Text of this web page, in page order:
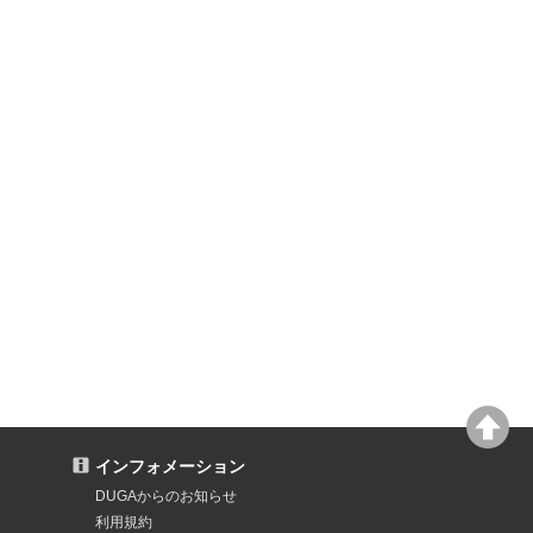
インフォメーション
DUGAからのお知らせ
利用規約